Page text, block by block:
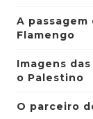
A
Flamengo
Imagens
o Palestino
O parceiro